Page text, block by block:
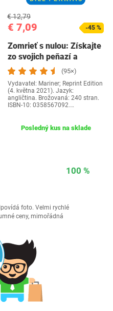
€ 7,09
€ 12,79
-45 %
Zomrieť s nulou: Získajte
zo svojich peňazí a
života…
(95×)
Vydavatel: Mariner; Reprint Edition
(4. května 2021). Jazyk:
angličtina. Brožovaná: 240 stran.
ISBN-10: 0358567092.…
Posledný kus na sklade
100 %
foto. Velmi rychlé
ceny, mimořádná